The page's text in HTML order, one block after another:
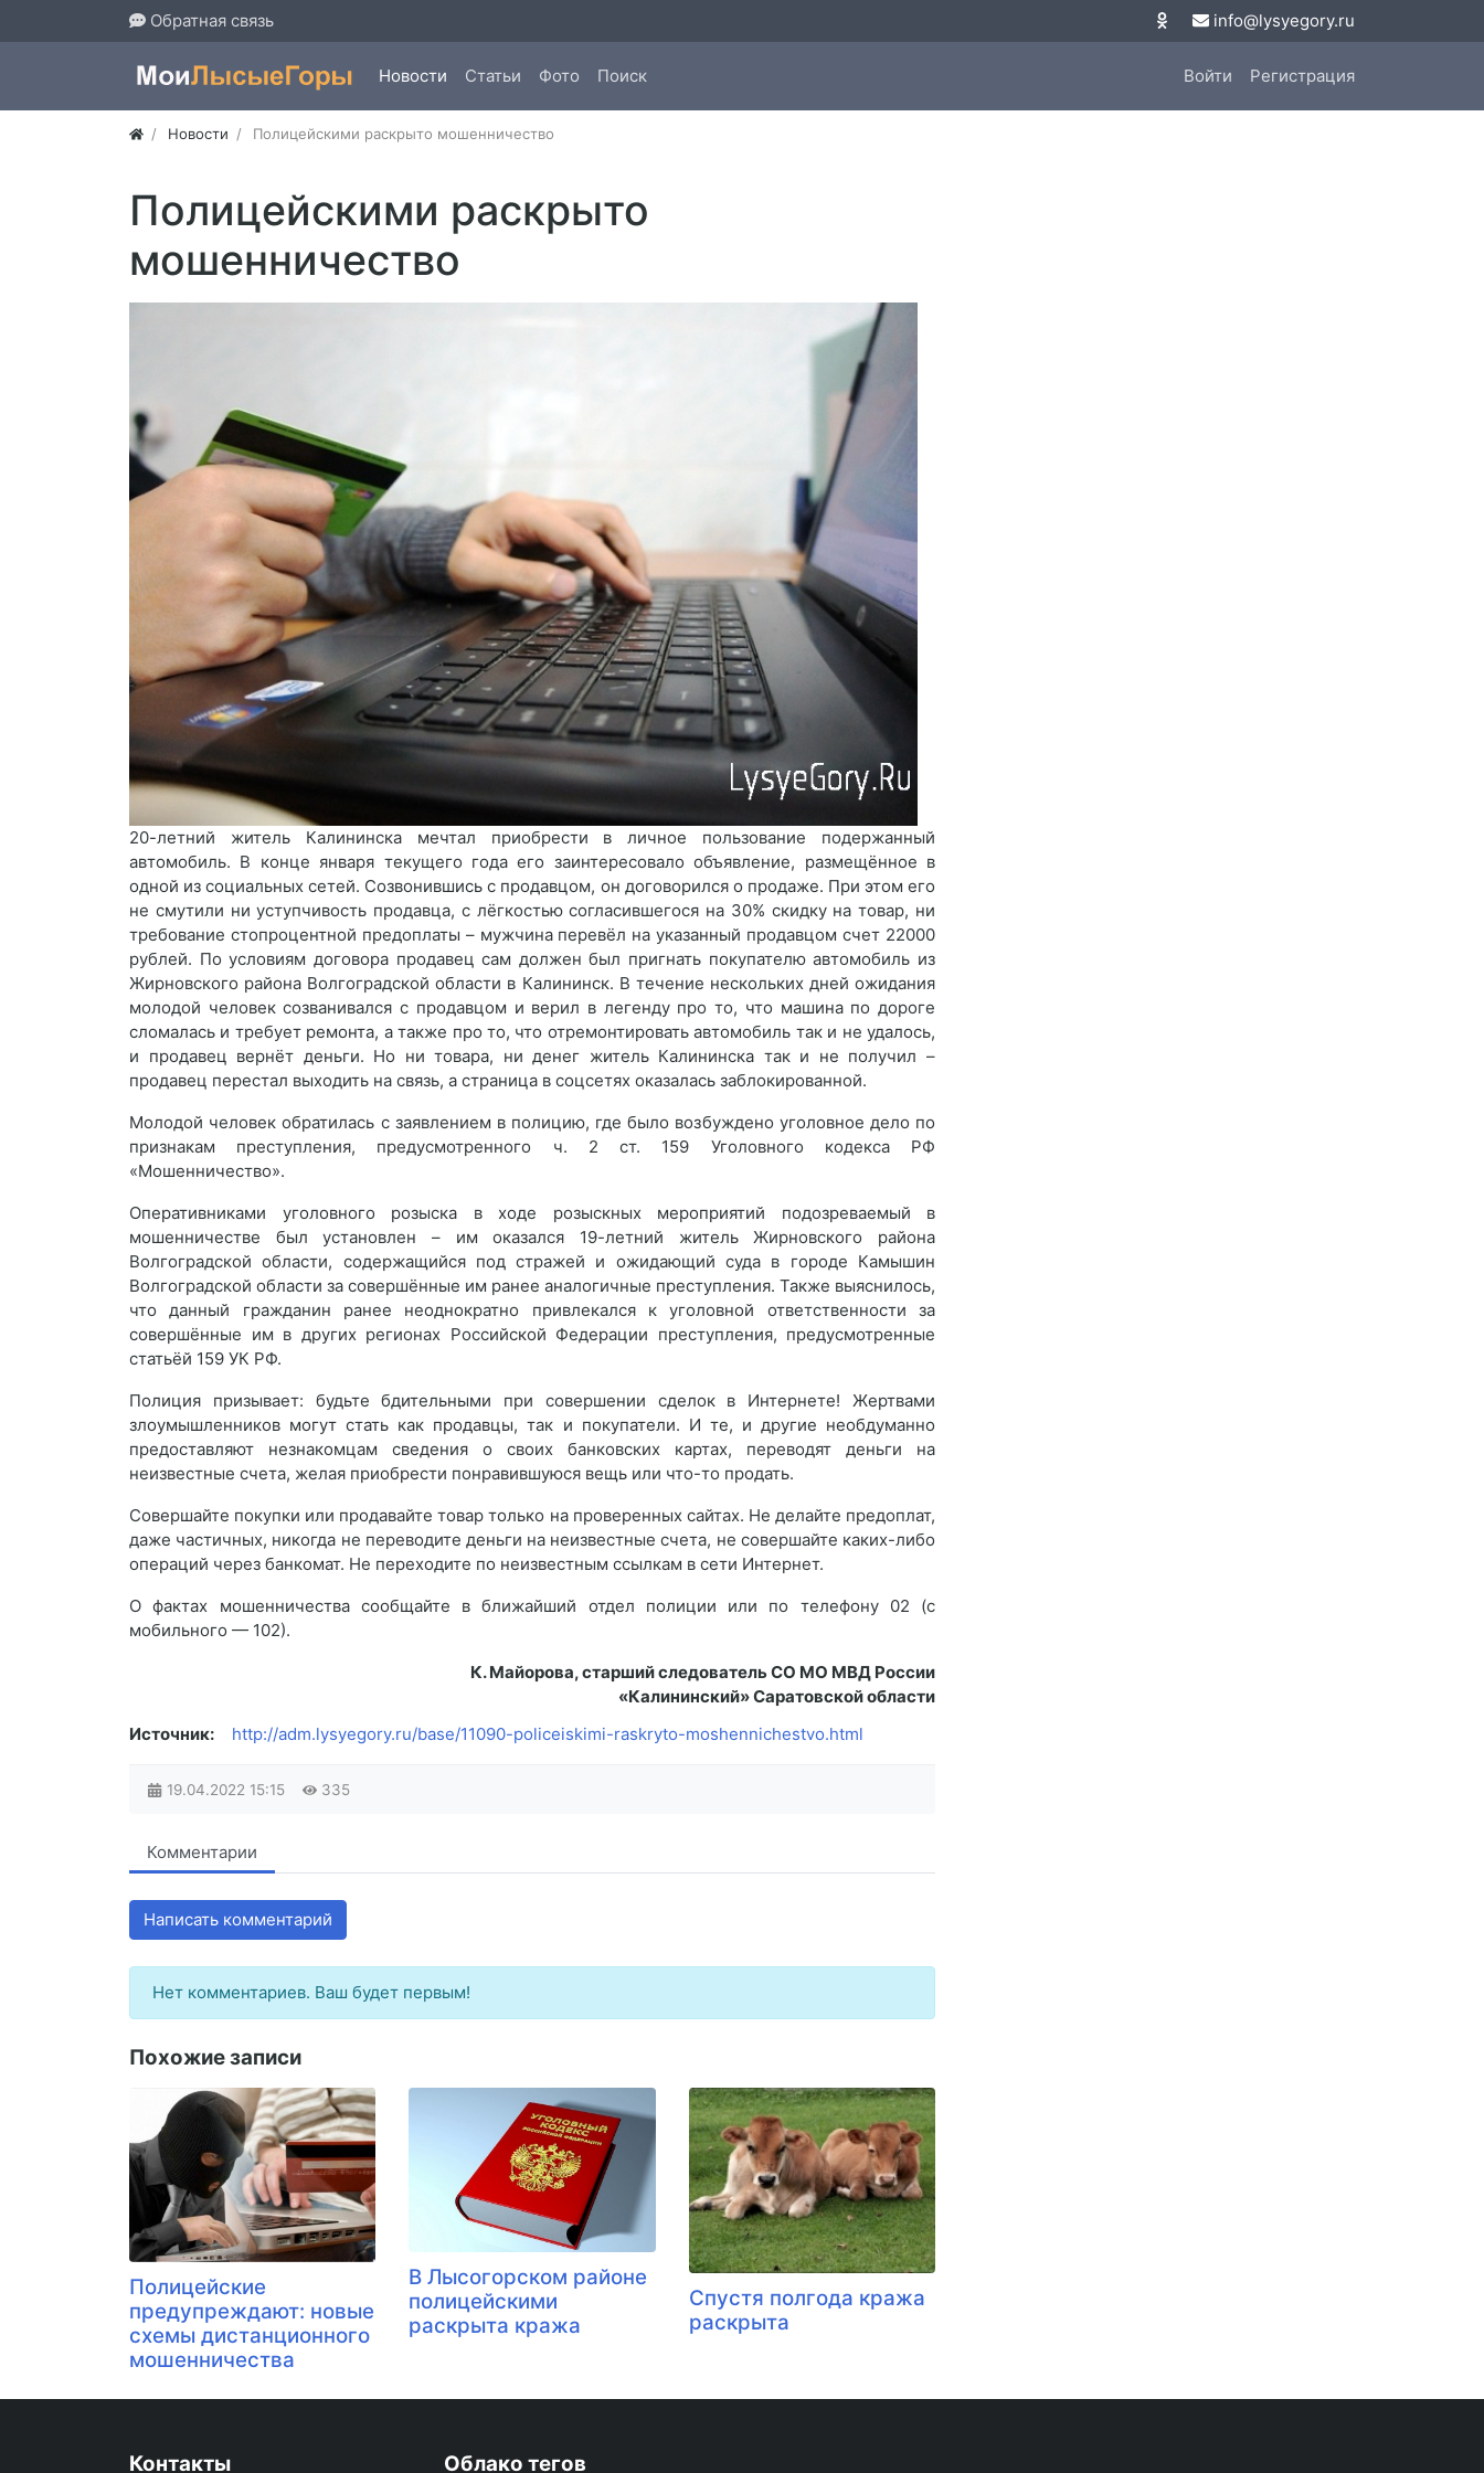
Обратная связь info@lysyegory.ru
Новости Статьи Фото Поиск Войти Регистрация
Новости Полицейскими раскрыто мошенничество
Полицейскими раскрыто
мошенничество
20-летний житель Калининска мечтал приобрести в личное пользование подержанный
автомобиль. В конце января текущего года его заинтересовало объявление, размещённое в
одной из социальных сетей. Созвонившись с продавцом, он договорился о продаже. При этом его
не смутили ни уступчивость продавца, с лёгкостью согласившегося на 30% скидку на товар, ни
требование стопроцентной предоплаты – мужчина перевёл на указанный продавцом счет 22000
рублей. По условиям договора продавец сам должен был пригнать покупателю автомобиль из
Жирновского района Волгоградской области в Калининск. В течение нескольких дней ожидания
молодой человек созванивался с продавцом и верил в легенду про то, что машина по дороге
сломалась и требует ремонта, а также про то, что отремонтировать автомобиль так и не удалось,
и продавец вернёт деньги. Но ни товара, ни денег житель Калининска так и не получил –
продавец перестал выходить на связь, а страница в соцсетях оказалась заблокированной.
Молодой человек обратилась с заявлением в полицию, где было возбуждено уголовное дело по
признакам преступления, предусмотренного ч. 2 ст. 159 Уголовного кодекса РФ
«Мошенничество».
Оперативниками уголовного розыска в ходе розыскных мероприятий подозреваемый в
мошенничестве был установлен – им оказался 19-летний житель Жирновского района
Волгоградской области, содержащийся под стражей и ожидающий суда в городе Камышин
Волгоградской области за совершённые им ранее аналогичные преступления. Также выяснилось,
что данный гражданин ранее неоднократно привлекался к уголовной ответственности за
совершённые им в других регионах Российской Федерации преступления, предусмотренные
статьёй 159 УК РФ.
Полиция призывает: будьте бдительными при совершении сделок в Интернете! Жертвами
злоумышленников могут стать как продавцы, так и покупатели. И те, и другие необдуманно
предоставляют незнакомцам сведения о своих банковских картах, переводят деньги на
неизвестные счета, желая приобрести понравившуюся вещь или что-то продать.
Совершайте покупки или продавайте товар только на проверенных сайтах. Не делайте предоплат,
даже частичных, никогда не переводите деньги на неизвестные счета, не совершайте каких-либо
операций через банкомат. Не переходите по неизвестным ссылкам в сети Интернет.
О фактах мошенничества сообщайте в ближайший отдел полиции или по телефону 02 (с
мобильного — 102).
К. Майорова, старший следователь СО МО МВД России
«Калининский» Саратовской области
Источник:
http://adm.lysyegory.ru/base/11090-policeiskimi-raskryto-moshennichestvo.html
19.04.2022 15:15 335
Комментарии
Написать комментарий
Нет комментариев. Ваш будет первым!
Похожие записи
Полицейские
предупреждают: новые
схемы дистанционного
мошенничества
В Лысогорском районе
полицейскими
раскрыта кража
Спустя полгода кража
раскрыта
Контакты Облако тегов